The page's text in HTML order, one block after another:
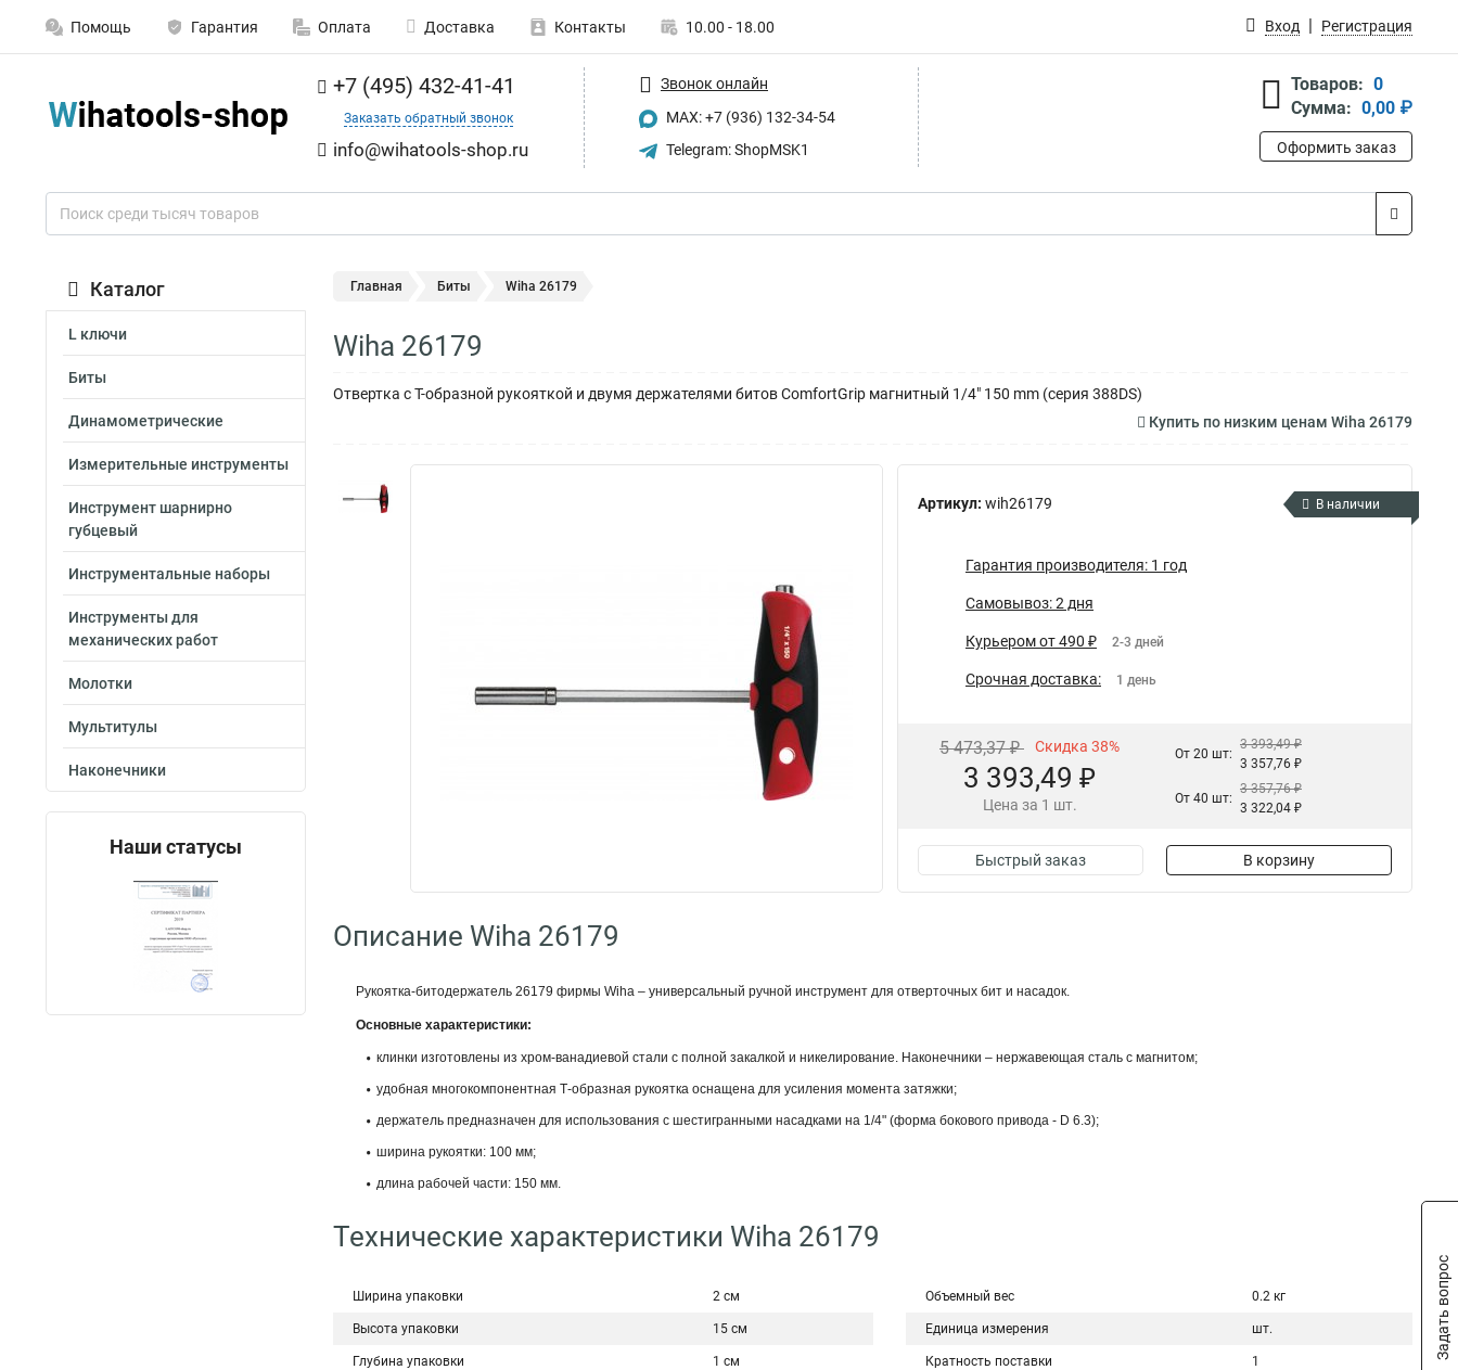
Помощь Гарантия Оплата Доставка Контакты 10.00 - 18.00 Вход Регистрация
+7 (495) 432-41-41
Заказать обратный звонок
info@wihatools-shop.ru
Звонок онлайн
MAX: +7 (936) 132-34-54
Telegram: ShopMSK1
Товаров: 0
Сумма: 0,00 ₽
Оформить заказ
Каталог
L ключи
Биты
Динамометрические
Измерительные инструменты
Инструмент шарнирно
губцевый
Инструментальные наборы
Инструменты для
механических работ
Молотки
Мультитулы
Наконечники
Наши статусы
Главная Биты Wiha 26179
Wiha 26179
Отвертка с Т-образной рукояткой и двумя держателями битов ComfortGrip магнитный 1/4" 150 mm (серия 388DS)
Купить по низким ценам Wiha 26179
Артикул: wih26179 В наличии
Гарантия производителя: 1 год
Самовывоз: 2 дня
Курьером от 490 ₽ 2-3 дней
Срочная доставка: 1 день
5 473,37 ₽ Скидка 38%
3 393,49 ₽
Цена за 1 шт.
От 20 шт:
3 393,49 ₽
3 357,76 ₽
От 40 шт:
3 357,76 ₽
3 322,04 ₽
Быстрый заказ В корзину
Описание Wiha 26179
Рукоятка-битодержатель 26179 фирмы Wiha – универсальный ручной инструмент для отверточных бит и насадок.
Основные характеристики:
клинки изготовлены из хром-ванадиевой стали с полной закалкой и никелирование. Наконечники – нержавеющая сталь с магнитом;
удобная многокомпонентная Т-образная рукоятка оснащена для усиления момента затяжки;
держатель предназначен для использования с шестигранными насадками на 1/4" (форма бокового привода - D 6.3);
ширина рукоятки: 100 мм;
длина рабочей части: 150 мм.
Технические характеристики Wiha 26179
Ширина упаковки 2 см
Высота упаковки 15 см
Глубина упаковки 1 см
Объемный вес 0.2 кг
Единица измерения шт.
Кратность поставки 1 Задать вопрос